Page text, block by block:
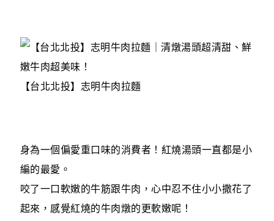
【台北北投】志明牛肉拉麵
身為一個偏愛重口味的消費者！紅燒湯頭一直都是小
編的最愛。
咬了一口軟嫩的牛筋跟牛肉，心中忍不住小小撒花了
起來，感覺紅燒的牛肉燉的更軟嫩呢！